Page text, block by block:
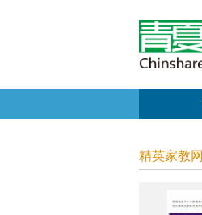
精英家教网